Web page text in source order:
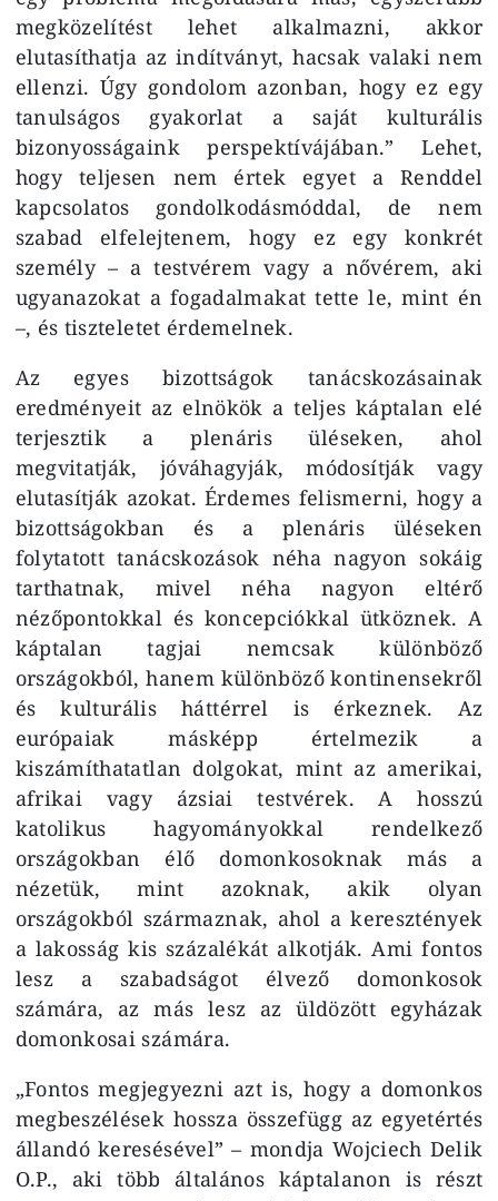
megközelítést lehet alkalmazni, akkor
elutasíthatja az indítványt, hacsak valaki nem
ellenzi. Úgy gondolom azonban, hogy ez egy
tanulságos gyakorlat a saját kulturális
bizonyosságaink perspektívájában.” Lehet,
hogy teljesen nem értek egyet a Renddel
kapcsolatos gondolkodásmóddal, de nem
szabad elfelejtenem, hogy ez egy konkrét
személy – a testvérem vagy a nővérem, aki
ugyanazokat a fogadalmakat tette le, mint én
–, és tiszteletet érdemelnek.
Az egyes bizottságok tanácskozásainak
eredményeit az elnökök a teljes káptalan elé
terjesztik a plenáris üléseken, ahol
megvitatják, jóváhagyják, módosítják vagy
elutasítják azokat. Érdemes felismerni, hogy a
bizottságokban és a plenáris üléseken
folytatott tanácskozások néha nagyon sokáig
tarthatnak, mivel néha nagyon eltérő
nézőpontokkal és koncepciókkal ütköznek. A
káptalan tagjai nemcsak különböző
országokból, hanem különböző kontinensekről
és kulturális háttérrel is érkeznek. Az
európaiak másképp értelmezik a
kiszámíthatatlan dolgokat, mint az amerikai,
afrikai vagy ázsiai testvérek. A hosszú
katolikus hagyományokkal rendelkező
országokban élő domonkosoknak más a
nézetük, mint azoknak, akik olyan
országokból származnak, ahol a keresztények
a lakosság kis százalékát alkotják. Ami fontos
lesz a szabadságot élvező domonkosok
számára, az más lesz az üldözött egyházak
domonkosai számára.
„Fontos megjegyezni azt is, hogy a domonkos
megbeszélések hossza összefügg az egyetértés
állandó keresésével” – mondja Wojciech Delik
O.P., aki több általános káptalanon is részt